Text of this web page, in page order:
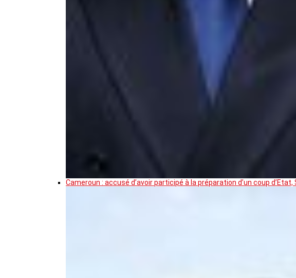
Cameroun : accusé d’avoir participé à la préparation d’un coup